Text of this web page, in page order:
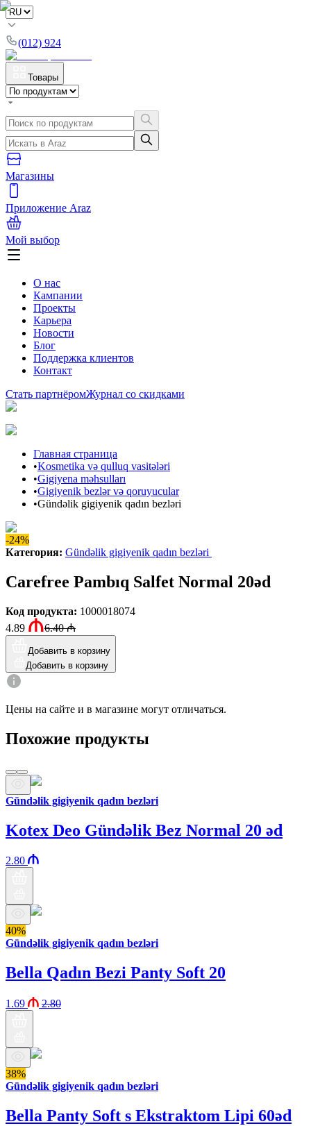
(012) 924
Товары
Магазины
Приложение Araz
Мой выбор
О нас
Кампании
Проекты
Карьера
Новости
Блог
Поддержка клиентов
Контакт
Стать партнёромЖурнал со скидками
Главная страница
•Kosmetika və qulluq vasitələri
•Gigiyena məhsulları
•Gigiyenik bezlər və qoruyucular
•Gündəlik gigiyenik qadın bezləri
-24%
Категория: Gündəlik gigiyenik qadın bezləri
Carefree Pambıq Salfet Normal 20əd
Код продукта: 1000018074
4.89
6.40₼
Добавить в корзину
Добавить в корзину
Цены на сайте и в магазине могут отличаться.
Похожие продукты
Gündəlik gigiyenik qadın bezləri
Kotex Deo Gündəlik Bez Normal 20 əd
2.80
40%
Gündəlik gigiyenik qadın bezləri
Bella Qadın Bezi Panty Soft 20
1.69 2.80
38%
Gündəlik gigiyenik qadın bezləri
Bella Panty Soft s Ekstraktom Lipi 60əd